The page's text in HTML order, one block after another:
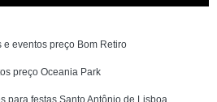
e eventos preço Bom Retiro
preço Oceania Park
para festas Santo Antônio de Lisboa